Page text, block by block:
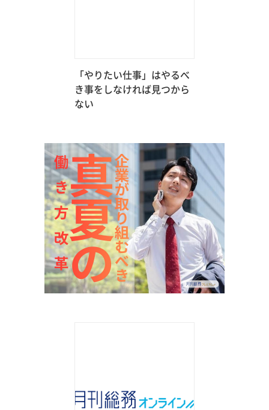
「やりたい仕事」はやるべ
き事をしなければ見つから
ない